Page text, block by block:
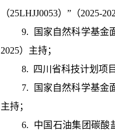
（25LHJJ0053）”（2025-
9. 国家自然科学基金
2025）主持；
8. 四川省科技计划 项
7. 国家自然科学基金
主持；
6. 中国石油集团碳酸